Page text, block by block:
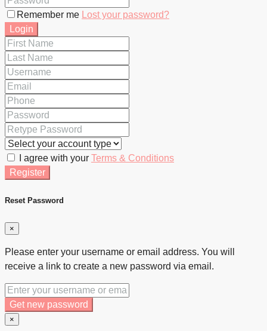
Remember me Lost your password?
Login
I agree with your Terms & Conditions
Register
Reset Password
×
Please enter your username or email address. You will
receive a link to create a new password via email.
Get new password
×